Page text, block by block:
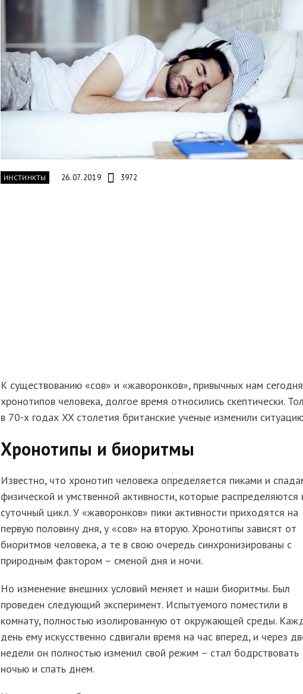
ИНСТИНКТЫ 26.07.2019 3972
К существованию «сов» и «жаворонков», привычных нам сегодня
хронотипов человека, долгое время относились скептически.
в 70-х годах XX столетия британские ученые изменили
Хронотипы и биоритмы
Известно, что хронотип человека определяется пиками и
физической и умственной активности, которые распределяются
суточный цикл. У «жаворонков» пики активности приходятся на
первую половину дня, у «сов» на вторую. Хронотипы зависят от
биоритмов человека, а те в свою очередь синхронизированы с
природным фактором – сменой дня и ночи.
Но изменение внешних условий меняет и наши биоритмы. Был
проведен следующий эксперимент. Испытуемого поместили в
комнату, полностью изолированную от окружающей среды.
день ему искусственно сдвигали время на час вперед, и через
недели он полностью изменил свой режим – стал бодрствовать
ночью и спать днем.